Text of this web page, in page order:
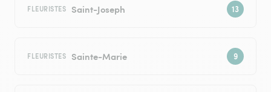
FLEURISTES Saint-Joseph
FLEURISTES Sainte-Marie